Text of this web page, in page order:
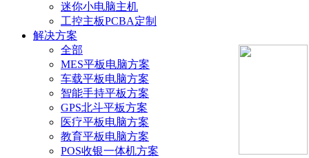
迷你小电脑主机
工控主板PCBA定制
解决方案
全部
MES平板电脑方案
车载平板电脑方案
智能手持平板方案
GPS北斗平板方案
医疗平板电脑方案
教育平板电脑方案
POS收银一体机方案